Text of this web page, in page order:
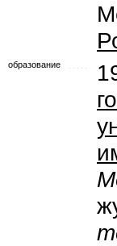
образование